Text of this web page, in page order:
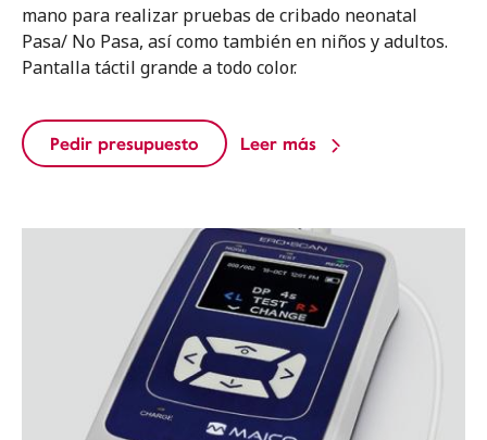
mano para realizar pruebas de cribado neonatal
Pasa/ No Pasa, así como también en niños y adultos.
Pantalla táctil grande a todo color.
Pedir presupuesto Leer más